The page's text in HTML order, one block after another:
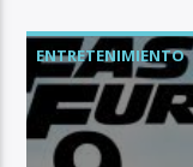
ENTRETENIMIENTO